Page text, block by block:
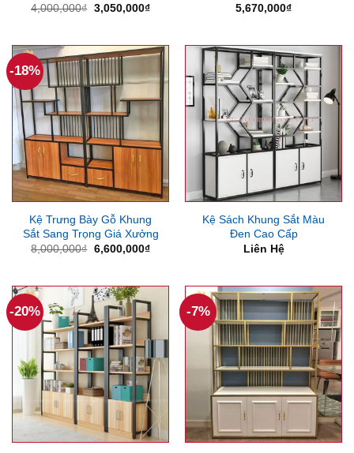
4,000,000₫ Giá
3,050,000₫Giá
3,050,000₫.
5,670,000₫
-18%
Kệ Trưng Bày Gỗ Khung
Sắt Sang Trọng Giá Xưởng
8,000,000₫ Giá
6,600,000₫Giá
6,600,000₫.
Kệ Sách Khung Sắt Màu
Đen Cao Cấp
Liên Hệ
-20% -7%